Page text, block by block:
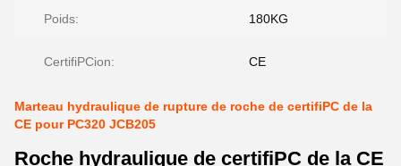
Poids: 180KG
CertifiPCion: CE
Marteau hydraulique de rupture de roche de certifiPC de la
CE pour PC320 JCB205
Roche hydraulique de certifiPC de la CE